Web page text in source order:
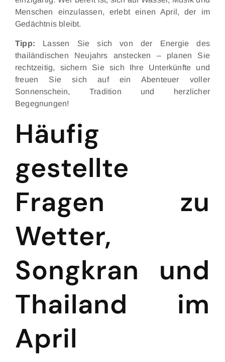
Menschen einzulassen, erlebt einen April, der im
Gedächtnis bleibt.
Tipp: Lassen Sie sich von der Energie des
thailändischen Neujahrs anstecken – planen Sie
rechtzeitig, sichern Sie sich Ihre Unterkünfte und
freuen Sie sich auf ein Abenteuer voller
Sonnenschein, Tradition und herzlicher
Begegnungen!
Häufig
gestellte
Fragen zu
Wetter,
Songkran und
Thailand im
April